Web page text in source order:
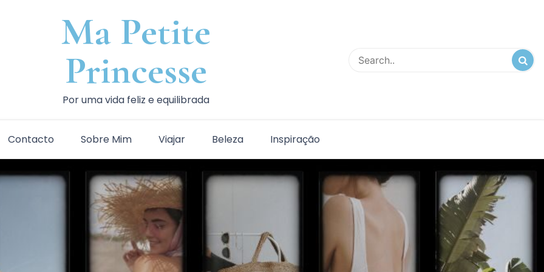
Ma Petite
Princesse
Por uma vida feliz e equilibrada
Contacto Sobre Mim Viajar Beleza Inspiração